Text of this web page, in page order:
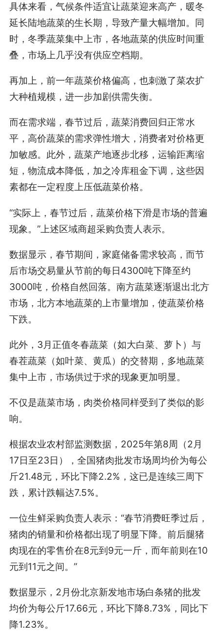
具体来看，气候条件适宜让蔬菜迎来高产，暖冬
延长陆地蔬菜的生长期，导致产量大幅增加。同
时，冬季蔬菜集中上市，各地蔬菜的供应时间重
叠，市场上几乎没有供应空档期。
再加上，前一年蔬菜价格偏高，也刺激了菜农扩
大种植规模，进一步加剧供需失衡。
而在需求端，春节过后，蔬菜消费回归正常水
平，高价蔬菜的需求弹性增大，消费者对价格更
加敏感。此外，蔬菜产地逐步北移，运输距离缩
短，物流成本降低，加之冷库租金下调，这些因
素都在一定程度上压低蔬菜价格。
“实际上，春节过后，蔬菜价格下滑是市场的普遍
现象。”上述区域商超采购负责人表示。
数据显示，春节期间，家庭储备需求较高，而节
后市场交易量从节前的每日4300吨下降至约
3000吨，价格自然回落。南方蔬菜逐渐退出北方
市场，北方本地蔬菜的上市量增加，使蔬菜价格
下跌。
此外，3月正值冬春蔬菜（如大白菜、萝卜）与
春茬蔬菜（如叶菜、黄瓜）的交替期，多地蔬菜
集中上市，市场供过于求的现象更加明显。
不仅是蔬菜市场，肉类价格同样受到了类似的影
响。
根据农业农村部监测数据，2025年第8周（2月
17日至23日），全国猪肉批发市场周均价为每公
斤21.48元，环比下降2.2%，这已是连续三周下
跌，累计跌幅达7.5%。
一位生鲜采购负责人表示：“春节消费旺季过后，
猪肉的销量和价格都出现了明显下降。前后腿猪
肉现在的零售价在8元到9元一斤，而年前则在10
元到11元之间。”
数据显示，2月份北京新发地市场白条猪的批发
均价为每公斤17.66元，环比下降8.73%，同比下
降1.23%。